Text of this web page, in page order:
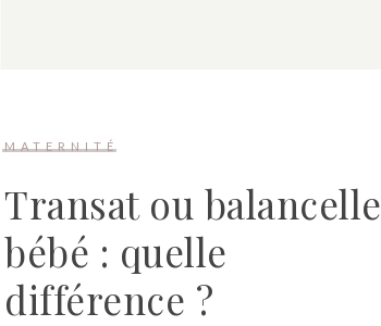
MATERNITÉ
Transat ou balancelle
bébé : quelle
différence ?